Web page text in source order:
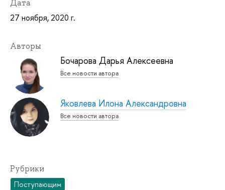
Дата
27 ноября, 2020 г.
Авторы
Бочарова Дарья Алексеевна
Все новости автора
Яковлева Илона Александровна
Все новости автора
Рубрики
Поступающим